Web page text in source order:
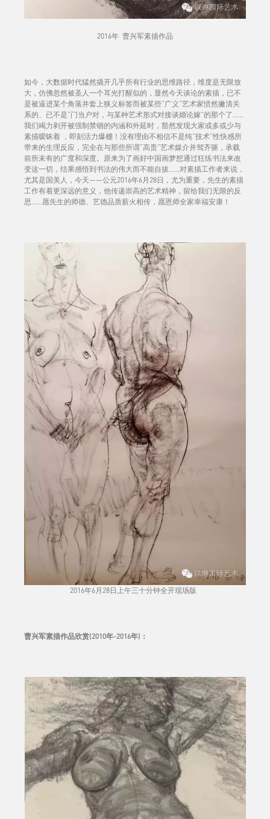
2016年 曹兴军素描作品
如今，大数据时代猛然撬开几乎所有行业的思维路径，维度是无限放
大，仿佛忽然被圣人一个耳光打醒似的，显然今天谈论的素描，已不
是被逼进某个角落并套上狭义标签而被某些“广义”艺术家愤然撇清关
系的、已不是“门当户对，与某种艺术形式对接谈婚论嫁”的那个了……
我们竭力剥开被强制禁锢的内涵和外延时，豁然发现大家或多或少与
素描暧昧着 ，即刻活力爆棚！没有理由不相信不是纯“技术”性快感所
带来的生理反应，完全在与那些所谓“高贵”艺术媒介并驾齐驱，承载
前所未有的广度和深度。原来为了画好中国画梦想通过狂练书法来改
变这一切，结果感悟到书法的伟大而不能自拔……对素描工作者来说，
尤其是国美人，今天——公元2016年6月28日，尤为重要，先生的素描
工作有着更深远的意义，他传递崇高的艺术精神，留给我们无限的反
思……愿先生的师德、艺德品质薪火相传，愿恩师全家幸福安康！
2016年6月28日上午三十分钟全开现场版
曹兴军素描作品欣赏(2010年-2016年)：